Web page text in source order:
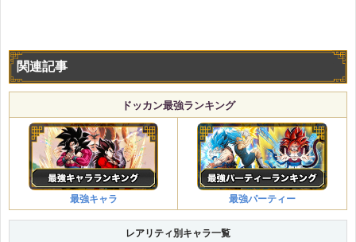
関連記事
ドッカン最強ランキング
最強キャラ 最強パーティー
レアリティ別キャラ一覧